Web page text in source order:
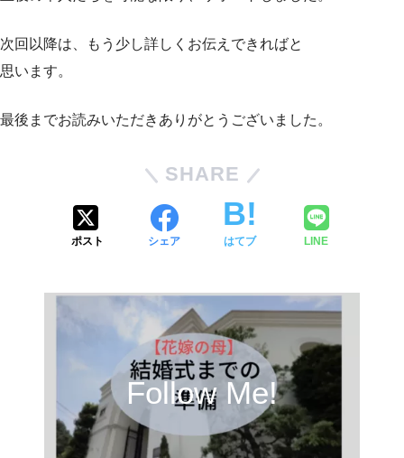
次回以降は、もう少し詳しくお伝えできればと
思います。
最後までお読みいただきありがとうございました。
SHARE
ポスト シェア はてブ LINE
Follow Me!